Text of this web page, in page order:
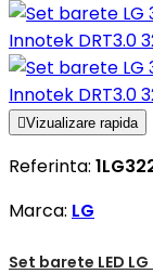
Vizualizare rapida
Referinta:
Marca: LG
Set barete LED